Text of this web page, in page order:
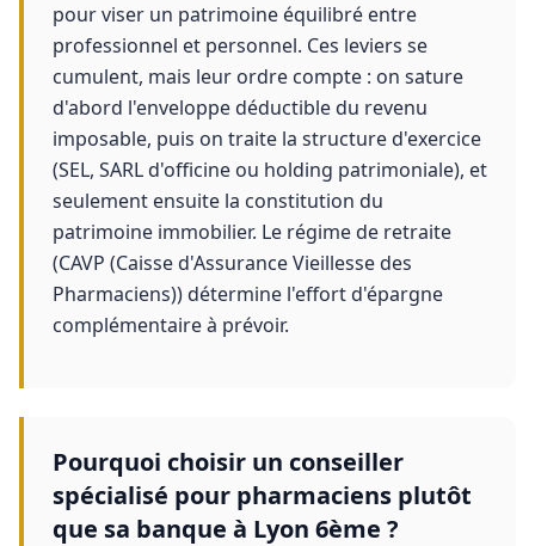
pour viser un patrimoine équilibré entre
professionnel et personnel. Ces leviers se
cumulent, mais leur ordre compte : on sature
d'abord l'enveloppe déductible du revenu
imposable, puis on traite la structure d'exercice
(SEL, SARL d'officine ou holding patrimoniale), et
seulement ensuite la constitution du
patrimoine immobilier. Le régime de retraite
(CAVP (Caisse d'Assurance Vieillesse des
Pharmaciens)) détermine l'effort d'épargne
complémentaire à prévoir.
Pourquoi choisir un conseiller
spécialisé pour pharmaciens plutôt
que sa banque à Lyon 6ème ?